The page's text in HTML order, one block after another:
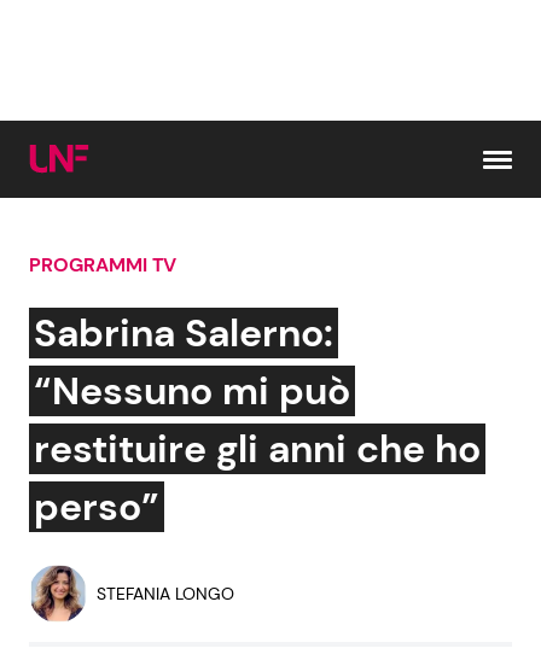
Cerca:
News e Cronaca
Attualità Italiana
Economia
Persone Scomparse
Gossip e TV
Bellezze VIP
PROGRAMMI TV
Sabrina Salerno:
“Nessuno mi può
restituire gli anni che ho
perso”
STEFANIA LONGO